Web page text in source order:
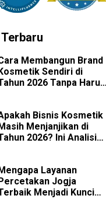
Membangun Brand
Kosmetik Sendiri di
2026 Tanpa Harus
Bisnis Kosmetik
Masih Menjanjikan di
2026? Ini Analisis
Mengapa Layanan
Percetakan Jogja
Menjadi Kunci